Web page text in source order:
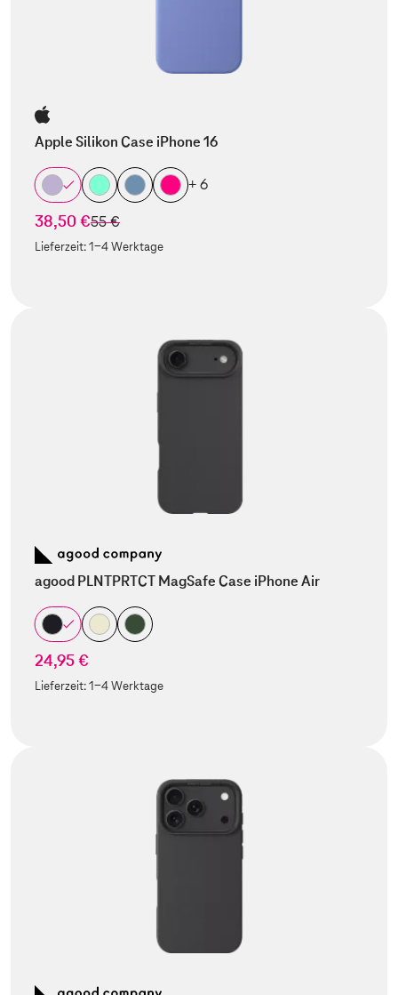
Apple Silikon Case iPhone 16
+ 6
38,50 €statt
55 €
Lieferzeit:1-4 Werktage
agood PLNTPRTCT MagSafe Case iPhone Air
24,95 €
Lieferzeit:1-4 Werktage